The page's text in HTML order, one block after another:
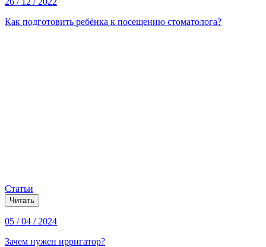
Как подготовить ребёнка к посещению стоматолога?
Статьи
Читать
05 / 04 / 2024
Зачем нужен ирригатор?